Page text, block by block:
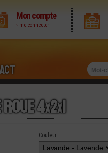
Mon compte
› me connecter
4x2x1
Couleur